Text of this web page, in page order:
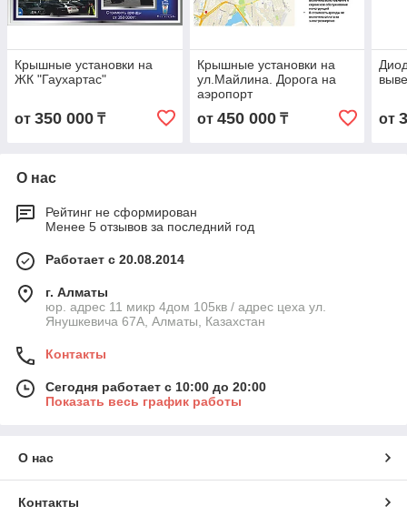
Крышные установки на
ЖК "Гаухартас"
от 350 000 ₸
Крышные установки на
ул.Майлина. Дорога на
аэропорт
от 450 000₸ от
О нас
Рейтинг не сформирован
Менее 5 отзывов за последний год
Работает с 20.08.2014
г. Алматы
юр. адрес 11 микр 4дом 105кв / адрес цеха ул.
Янушкевича 67А, Алматы, Казахстан
Контакты
Сегодня работает с 10:00 до 20:00
Показать весь график работы
О нас
Контакты